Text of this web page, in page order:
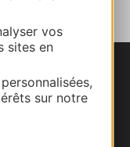
vos
sites en
sur notre